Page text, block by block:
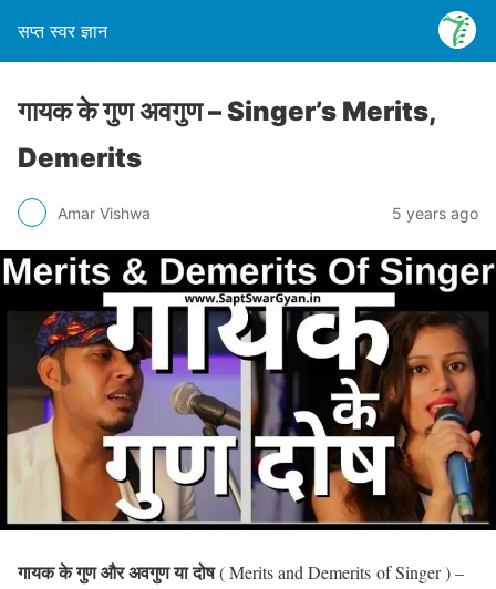
सप्त स्वर ज्ञान
गायक के गुण अवगुण – Singer’s Merits,
Demerits
Amar Vishwa 5 years ago
गायक के गुण और अवगुण या दोष( Merits and Demerits of Singer ) –